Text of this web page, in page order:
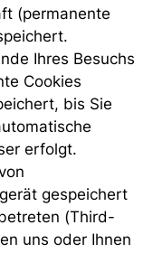
(permanente
Ihres Besuchs
Cookies
bis Sie
erfolgt.
gespeichert
(Third-
uns oder Ihnen